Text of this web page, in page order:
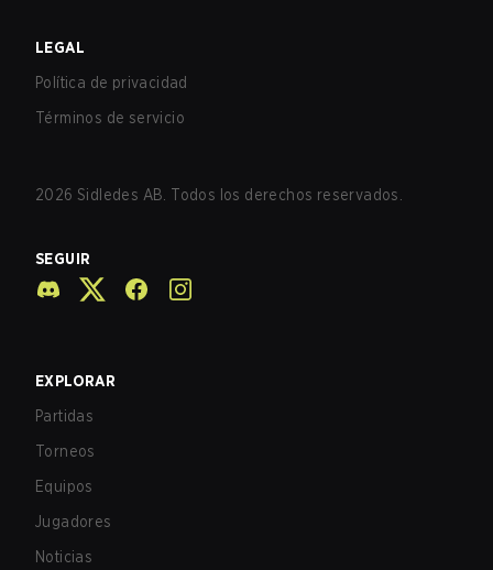
LEGAL
Política de privacidad
Términos de servicio
2026 Sidledes AB. Todos los derechos reservados.
SEGUIR
EXPLORAR
Partidas
Torneos
Equipos
Jugadores
Noticias